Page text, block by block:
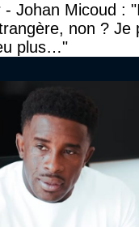
- Johan Micoud :
non ? Je
plus…"